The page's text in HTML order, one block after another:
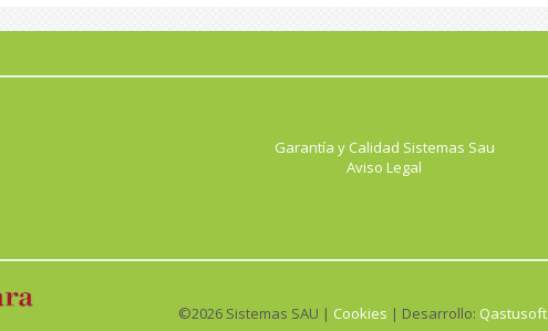
Garantía y Calidad Sistemas Sau
Aviso Legal
©2026 Sistemas SAU | Cookies | Desarrollo: Qastusoft